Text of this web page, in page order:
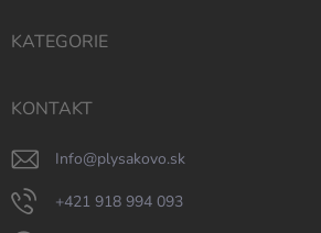
KATEGORIE
KONTAKT
info@plysakovo.sk
+421 918 994 093